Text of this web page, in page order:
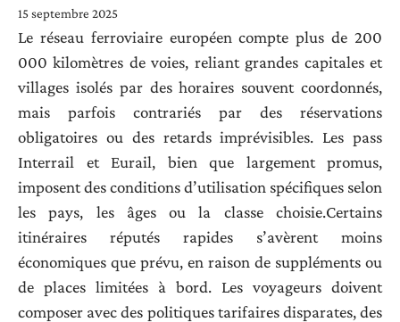
15 septembre 2025
Le réseau ferroviaire européen compte plus de 200
000 kilomètres de voies, reliant grandes capitales et
villages isolés par des horaires souvent coordonnés,
mais parfois contrariés par des réservations
obligatoires ou des retards imprévisibles. Les pass
Interrail et Eurail, bien que largement promus,
imposent des conditions d’utilisation spécifiques selon
les pays, les âges ou la classe choisie.Certains
itinéraires réputés rapides s’avèrent moins
économiques que prévu, en raison de suppléments ou
de places limitées à bord. Les voyageurs doivent
composer avec des politiques tarifaires disparates, des